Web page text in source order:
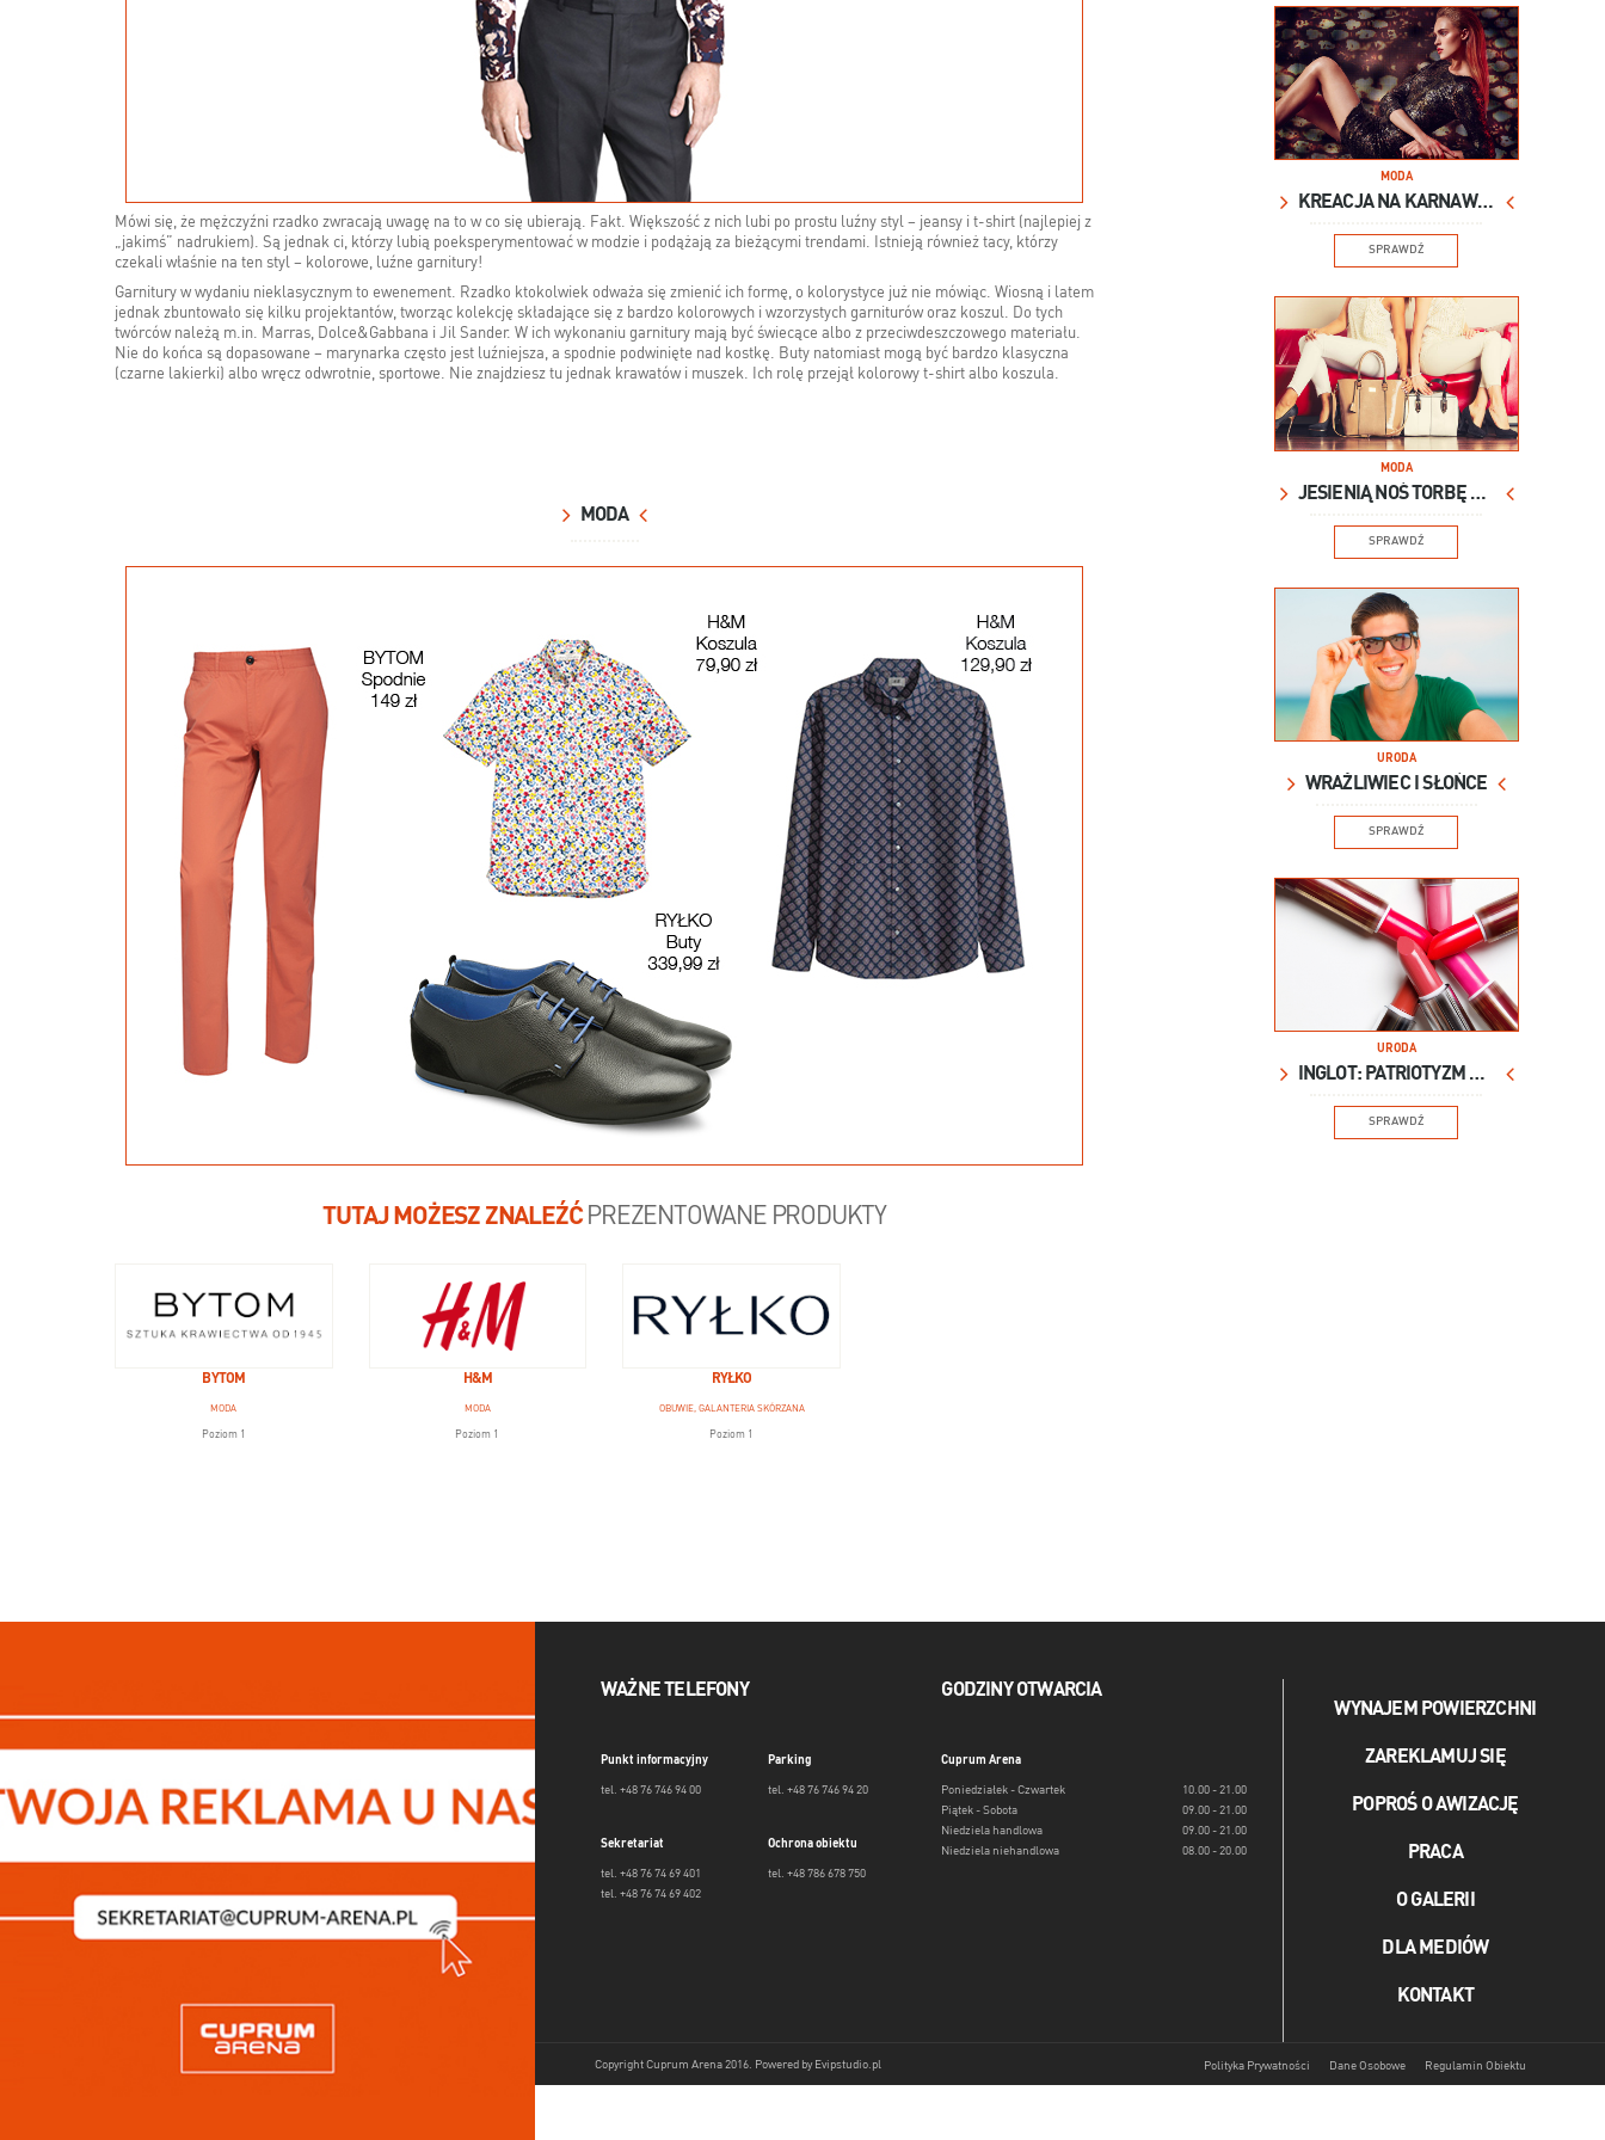
Mówi się, że mężczyźni rzadko zwracają uwagę na to w co się ubierają. Fakt. Większość z nich lubi po prostu luźny styl – jeansy i t-shirt (najlepiej z
„jakimś” nadrukiem). Są jednak ci, którzy lubią poeksperymentować w modzie i podążają za bieżącymi trendami. Istnieją również tacy, którzy
czekali właśnie na ten styl – kolorowe, luźne garnitury!
Garnitury w wydaniu nieklasycznym to ewenement. Rzadko ktokolwiek odważa się zmienić ich formę, o kolorystyce już nie mówiąc. Wiosną i latem
jednak zbuntowało się kilku projektantów, tworząc kolekcję składające się z bardzo kolorowych i wzorzystych garniturów oraz koszul. Do tych
twórców należą m.in. Marras, Dolce&Gabbana i Jil Sander. W ich wykonaniu garnitury mają być świecące albo z przeciwdeszczowego materiału.
Nie do końca są dopasowane – marynarka często jest luźniejsza, a spodnie podwinięte nad kostkę. Buty natomiast mogą być bardzo klasyczna
(czarne lakierki) albo wręcz odwrotnie, sportowe. Nie znajdziesz tu jednak krawatów i muszek. Ich rolę przejął kolorowy t-shirt albo koszula.
MODA
TUTAJ MOŻESZ ZNALEŹĆPREZENTOWANE PRODUKTY
BYTOM
MODA
Poziom 1
H&M
MODA
Poziom 1
RYŁKO
OBUWIE, GALANTERIA SKÓRZANA
Poziom 1
MODA
KREACJA NA KARNAWAŁ
SPRAWDŹ
MODA
JESIENIĄ NOŚ TORBĘ XXL
SPRAWDŹ
URODA
WRAŻLIWIEC I SŁOŃCE
SPRAWDŹ
URODA
INGLOT: PATRIOTYZM NA USTACH
SPRAWDŹ
WAŻNE TELEFONY
Punkt informacyjny
tel. +48 76 746 94 00
Parking
tel. +48 76 746 94 20
Sekretariat
tel. +48 76 74 69 401
tel. +48 76 74 69 402
Ochrona obiektu
tel. +48 786 678 750
GODZINY OTWARCIA
Cuprum Arena
Poniedziałek - Czwartek
10.00 - 21.00
Piątek - Sobota
09.00 - 21.00
Niedziela handlowa
09.00 - 21.00
Niedziela niehandlowa
08.00 - 20.00
WYNAJEM POWIERZCHNI
ZAREKLAMUJ SIĘ
POPROŚ O AWIZACJĘ
PRACA
O GALERII
DLA MEDIÓW
KONTAKT
Copyright Cuprum Arena 2016. Powered by Evipstudio.pl Polityka Prywatności Dane Osobowe Regulamin Obiektu